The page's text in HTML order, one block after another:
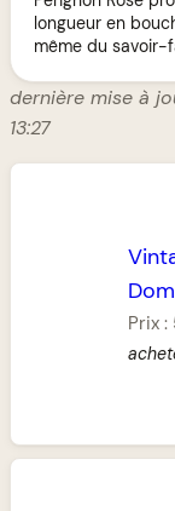
longueur en
même du savoir-
dernière mise à
13:27
Prix :